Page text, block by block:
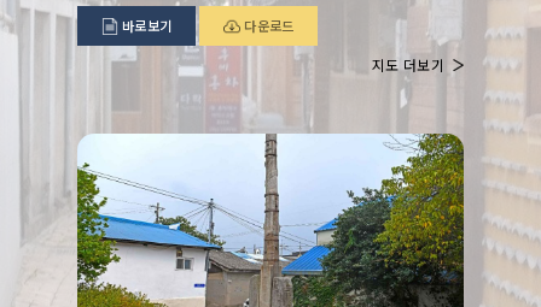
바로보기 다운로드
지도 더보기